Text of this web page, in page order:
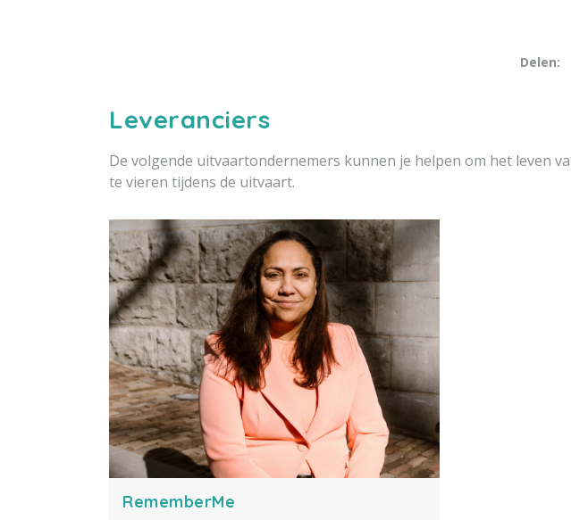
Delen:
Leveranciers
De volgende uitvaartondernemers kunnen je helpen om het leven
te vieren tijdens de uitvaart.
RememberMe